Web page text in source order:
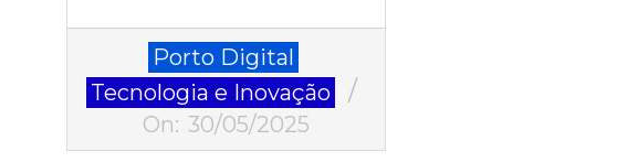
05-
30
Porto Digital
Tecnologia e Inovação
On: 30/05/2025